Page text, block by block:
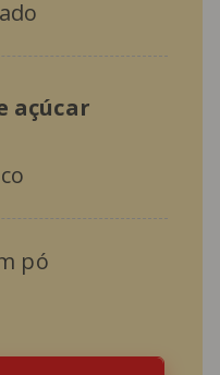
açúcar
pó